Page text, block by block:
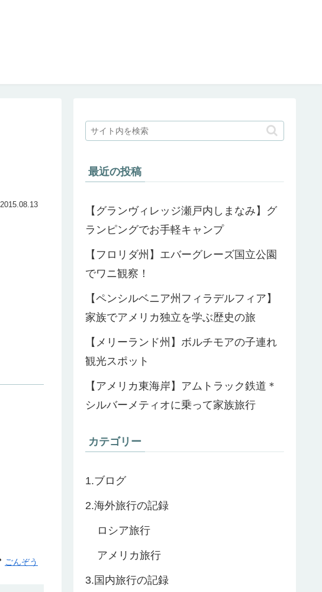
2015.08.13
ごんぞう
最近の投稿
【グランヴィレッジ瀬戸内しまなみ】グ
ランピングでお手軽キャンプ
【フロリダ州】エバーグレーズ国立公園
でワニ観察！
【ペンシルベニア州フィラデルフィア】
家族でアメリカ独立を学ぶ歴史の旅
【メリーランド州】ボルチモアの子連れ
観光スポット
【アメリカ東海岸】アムトラック鉄道＊
シルバーメティオに乗って家族旅行
カテゴリー
1.ブログ
2.海外旅行の記録
ロシア旅行
アメリカ旅行
3.国内旅行の記録